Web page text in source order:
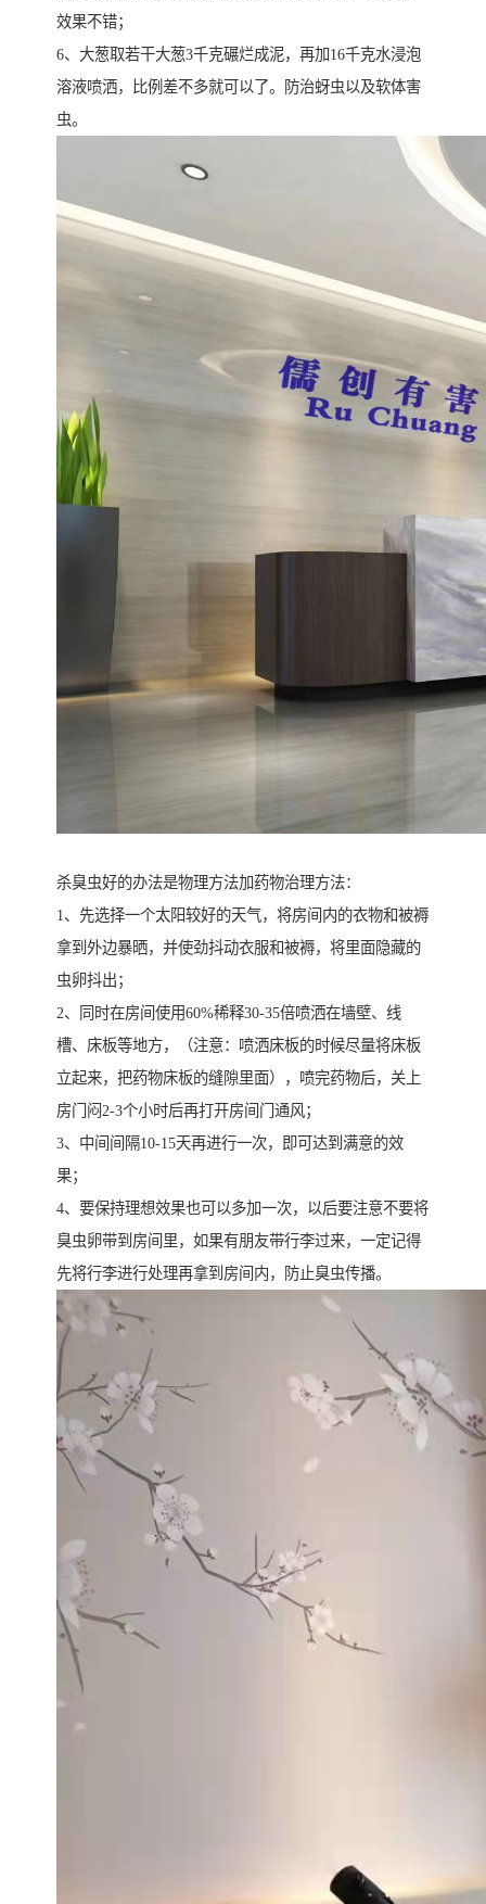
效果不错；
6、大葱取若干大葱3千克碾烂成泥，再加16千克水浸泡
溶液喷洒，比例差不多就可以了。防治蚜虫以及软体害
虫。
杀臭虫好的办法是物理方法加药物治理方法：
1、先选择一个太阳较好的天气，将房间内的衣物和被褥
拿到外边暴晒，并使劲抖动衣服和被褥，将里面隐藏的
虫卵抖出；
2、同时在房间使用60%稀释30-35倍喷洒在墙壁、线
槽、床板等地方，（注意：喷洒床板的时候尽量将床板
立起来，把药物床板的缝隙里面），喷完药物后，关上
房门闷2-3个小时后再打开房间门通风；
3、中间间隔10-15天再进行一次，即可达到满意的效
果；
4、要保持理想效果也可以多加一次，以后要注意不要将
臭虫卵带到房间里，如果有朋友带行李过来，一定记得
先将行李进行处理再拿到房间内，防止臭虫传播。